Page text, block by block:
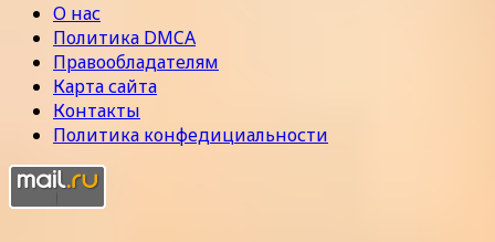
О нас
Политика DMCA
Правообладателям
Карта сайта
Контакты
Политика конфедициальности